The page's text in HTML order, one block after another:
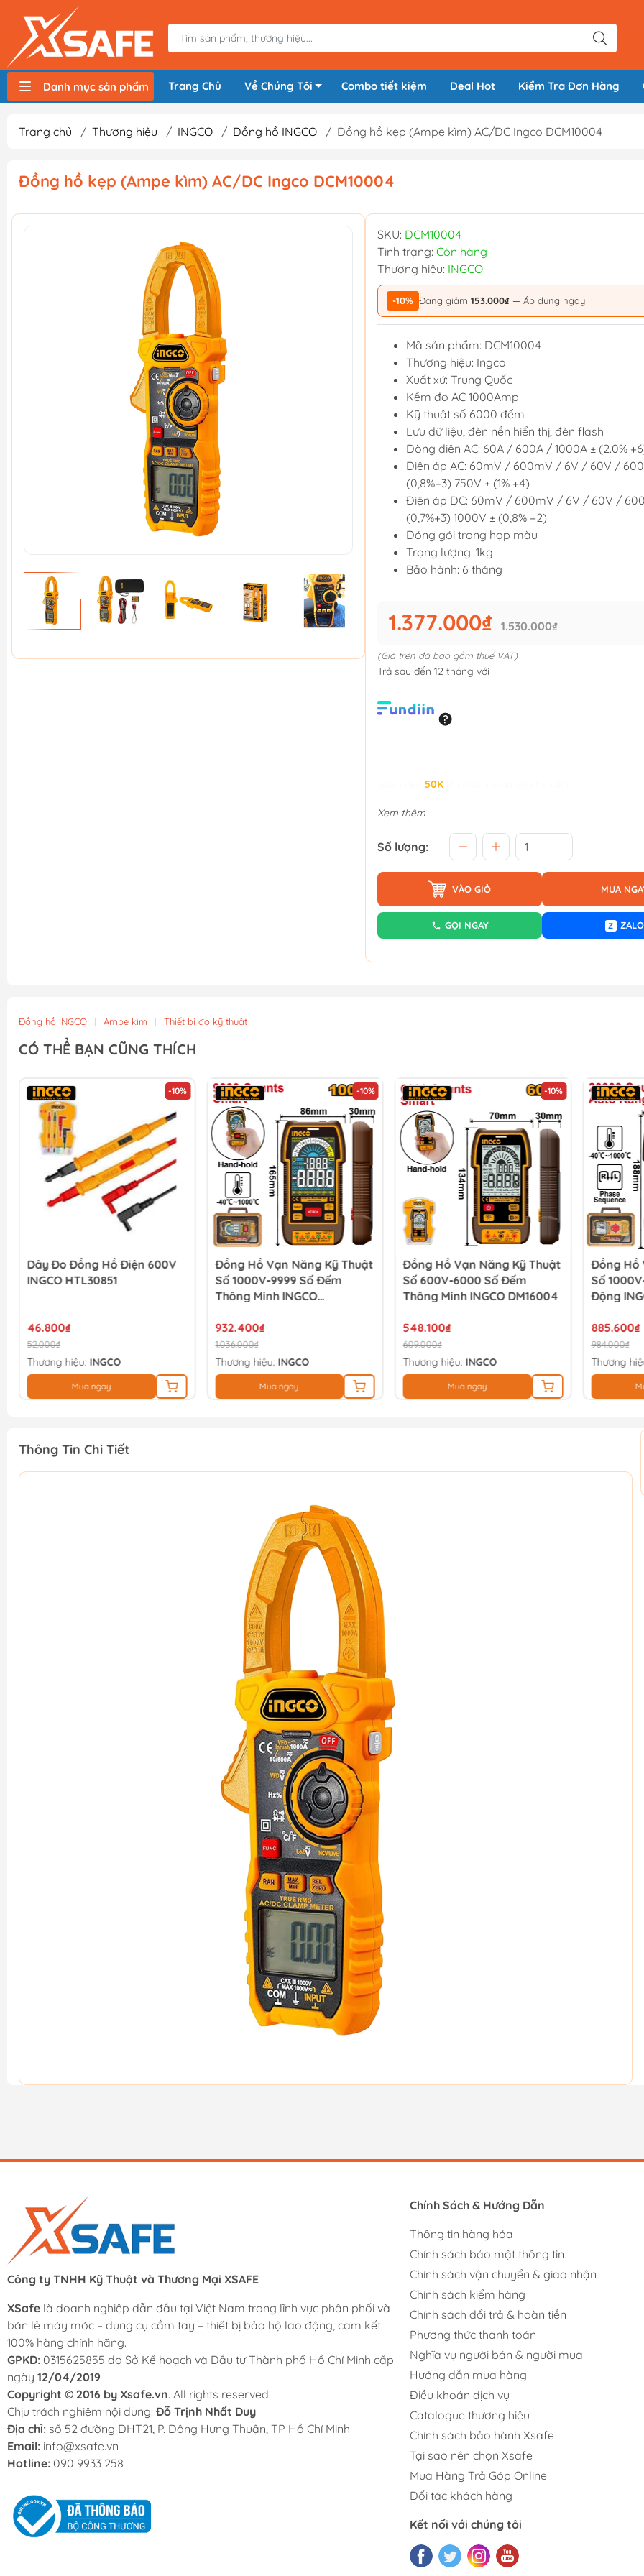
Danh mục sản phẩm Trang Chủ Về Chúng Tôi Combo tiết kiệm Deal Hot Kiểm Tra Đơn Hàng
Trang chủ / Thương hiệu / INGCO / Đồng hồ INGCO / Đồng hồ kẹp (Ampe kìm) AC/DC Ingco DCM10004
Đồng hồ kẹp (Ampe kìm) AC/DC Ingco DCM10004
SKU: DCM10004
Tình trạng: Còn hàng
Thương hiệu: INGCO
-10% Đang giảm 153.000₫ — Áp dụng ngay
Mã sản phẩm: DCM10004
Thương hiệu: Ingco
Xuất xứ: Trung Quốc
Kềm đo AC 1000Amp
Kỹ thuật số 6000 đếm
Lưu dữ liệu, đèn nền hiển thị, đèn flash
Dòng điện AC: 60A / 600A / 1000A ± (2.0%
Điện áp AC: 60mV / 600mV / 6V / 60V /
(0,8%+3) 750V ± (1% +4)
Điện áp DC: 60mV / 600mV / 6V / 60V /
(0,7%+3) 1000V ± (0,8% +2)
Đóng gói trong họp màu
Trọng lượng: 1kg
Bảo hành: 6 tháng
1.377.000₫ 1.530.000₫
(Giá trên đã bao gồm thuế VAT)
Trả sau đến 12 tháng với
50K
Xem thêm
Số lượng:
VÀO GIỎ MUA
GỌI NGAY Z ZALO
Đồng hồ INGCO | Ampe kìm | Thiết bị đo kỹ thuật
CÓ THỂ BẠN CŨNG THÍCH
-10%
Dây Đo Đồng Hồ Điện 600V
INGCO HTL30851
46.800₫
52.000₫
Thương hiệu: INGCO
Mua ngay
-10%
Đồng Hồ Vạn Năng Kỹ Thuật
Số 1000V-9999 Số Đếm
Thông Minh INGCO
932.400₫
1.036.000₫
Thương hiệu: INGCO
Mua ngay
-10%
Đồng Hồ Vạn Năng Kỹ Thuật
Số 600V-6000 Số Đếm
Thông Minh INGCO DM16004
548.100₫
609.000₫
Thương hiệu: INGCO
Mua ngay
Đồng Hồ
Số
Động
885.600₫
984.000₫
Thương
Thông Tin Chi Tiết
Công ty TNHH Kỹ Thuật và Thương Mại XSAFE
XSafe là doanh nghiệp dẫn đầu tại Việt Nam trong lĩnh vực phân phối và
bán lẻ máy móc – dụng cụ cầm tay – thiết bị bảo hộ lao động, cam kết
100% hàng chính hãng.
GPKD: 0315625855 do Sở Kế hoạch và Đầu tư Thành phố Hồ Chí Minh cấp
ngày 12/04/2019
Copyright © 2016 by Xsafe.vn. All rights reserved
Chịu trách nghiệm nội dung: Đỗ Trịnh Nhất Duy
Địa chỉ: số 52 đường ĐHT21, P. Đông Hưng Thuận, TP Hồ Chí Minh
Email: info@xsafe.vn
Hotline: 090 9933 258
Chính Sách & Hướng Dẫn
Thông tin hàng hóa
Chính sách bảo mật thông tin
Chính sách vận chuyển & giao nhận
Chính sách kiểm hàng
Chính sách đổi trả & hoàn tiền
Phương thức thanh toán
Nghĩa vụ người bán & người mua
Hướng dẫn mua hàng
Điều khoản dịch vụ
Catalogue thương hiệu
Chính sách bảo hành Xsafe
Tại sao nên chọn Xsafe
Mua Hàng Trả Góp Online
Đối tác khách hàng
Kết nối với chúng tôi